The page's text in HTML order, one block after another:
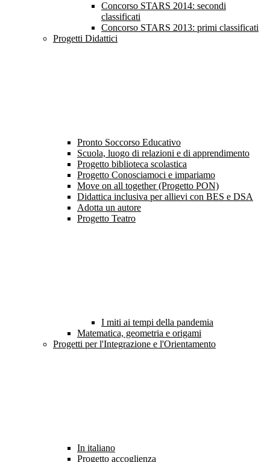
Concorso STARS 2014: secondi
classificati
Concorso STARS 2013: primi classificati
Progetti Didattici
Pronto Soccorso Educativo
Scuola, luogo di relazioni e di apprendimento
Progetto biblioteca scolastica
Progetto Conosciamoci e impariamo
Move on all together (Progetto PON)
Didattica inclusiva per allievi con BES e DSA
Adotta un autore
Progetto Teatro
I miti ai tempi della pandemia
Matematica, geometria e origami
Progetti per l'Integrazione e l'Orientamento
In italiano
Progetto accoglienza